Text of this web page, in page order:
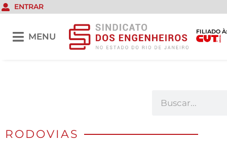
ENTRAR
MENU
FILIADO À:
RODOVIAS